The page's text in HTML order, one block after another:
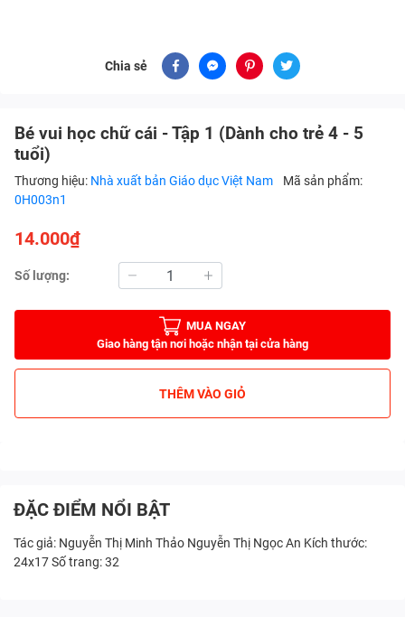
Chia sẻ
Bé vui học chữ cái - Tập 1 (Dành cho trẻ 4 - 5
tuổi)
Thương hiệu: Nhà xuất bản Giáo dục Việt Nam
Mã sản phẩm:
0H003n1
14.000₫
Số lượng:
MUA NGAY
Giao hàng tận nơi hoặc nhận tại cửa hàng
THÊM VÀO GIỎ
ĐẶC ĐIỂM NỔI BẬT
Tác giả: Nguyễn Thị Minh Thảo Nguyễn Thị Ngọc An Kích thước:
24x17 Số trang: 32